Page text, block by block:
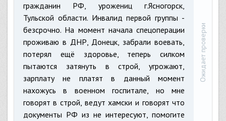
гражданин РФ, урожениц г.Ясногорск,
Тульской области. Инвалид первой группы -
безсрочно. На момент начала спецоперации
проживаю в ДНР, Донецк, забрали воевать,
потерял ещё здоровье, теперь силком
пытаются затянуть в строй, угрожают,
зарплату не платят в данный момент
нахожусь в военном госпитале, но мне
говорят в строй, ведут хамски и говорят что
документы РФ из не интересуют, помогите
Ожидает проверки